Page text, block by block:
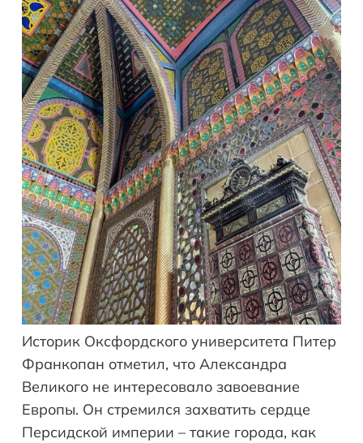
Историк Оксфордского университета Питер
Франкопан отметил, что Александра
Великого не интересовало завоевание
Европы. Он стремился захватить сердце
Персидской империи – такие города, как